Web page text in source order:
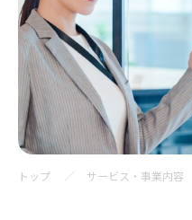
トップ サービス・事業内容